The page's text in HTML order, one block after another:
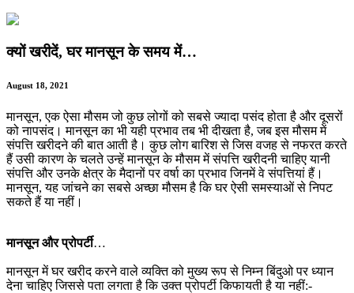
क्यों खरीदें, घर मानसून के समय में…
August 18, 2021
मानसून, एक ऐसा मौसम जो कुछ लोगों को सबसे ज्यादा पसंद होता है और दूसरों
को नापसंद। मानसून का भी यही प्रभाव तब भी दीखता है, जब इस मौसम में
संपत्ति खरीदने की बात आती है। कुछ लोग बारिश से जिस वजह से नफरत करते
हैं उसी कारण के चलते उन्हें मानसून के मौसम में संपत्ति खरीदनी चाहिए यानी
संपत्ति और उनके क्षेत्र के मैदानों पर वर्षा का प्रभाव जिनमें वे संपत्तियां हैं।
मानसून, यह जांचने का सबसे अच्छा मौसम है कि घर ऐसी समस्याओं से निपट
सकते हैं या नहीं।
मानसून और प्रोपर्टी…
मानसून में घर खरीद करने वाले व्यक्ति को मुख्य रूप से निम्न बिंदुओ पर ध्यान
देना चाहिए जिससे पता लगता है कि उक्त प्रोपर्टी किफायती है या नहीं:-